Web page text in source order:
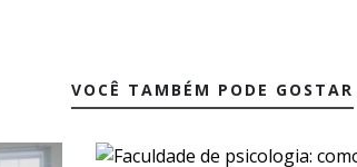
VOCÊ TAMBÉM PODE GOSTAR